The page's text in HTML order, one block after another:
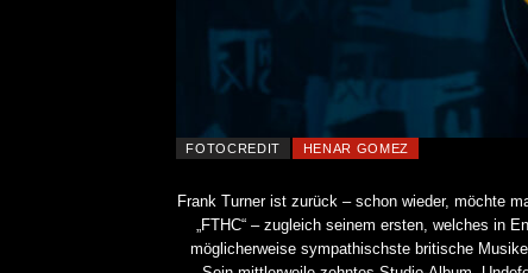
FOTOCREDIT HENAR GOMEZ
Frank Turner ist zurück – schon wieder, möchte
„FTHC“ – zugleich seinem ersten, welches in
möglicherweise sympathischste britische